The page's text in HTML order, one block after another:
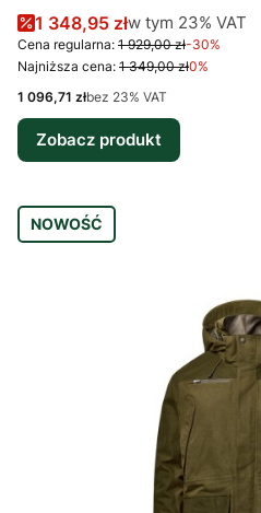
Cena promocyjna brutto
1 348,95 złw tym %s VAT
w tym 23% VAT
Cena regularna: 1 929,00 zł-30%
Najniższa cena: 1 349,00 zł0%
Cena netto
1 096,71 złbez 23% VAT
Zobacz produkt
NOWOŚĆ